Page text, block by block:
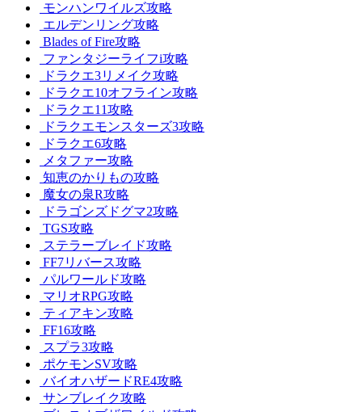
モンハンワイルズ攻略
エルデンリング攻略
Blades of Fire攻略
ファンタジーライフi攻略
ドラクエ3リメイク攻略
ドラクエ10オフライン攻略
ドラクエ11攻略
ドラクエモンスターズ3攻略
ドラクエ6攻略
メタファー攻略
知恵のかりもの攻略
魔女の泉R攻略
ドラゴンズドグマ2攻略
TGS攻略
ステラーブレイド攻略
FF7リバース攻略
パルワールド攻略
マリオRPG攻略
ティアキン攻略
FF16攻略
スプラ3攻略
ポケモンSV攻略
バイオハザードRE4攻略
サンブレイク攻略